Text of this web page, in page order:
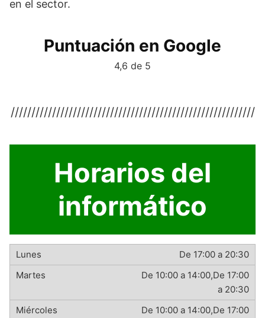
en el sector.
Puntuación en Google
4,6 de 5
///////////////////////////////////////////////////////////
Horarios del
informático
De 17:00 a 20:30
De 10:00 a 14:00,De 17:00
a 20:30
De 10:00 a 14:00,De 17:00